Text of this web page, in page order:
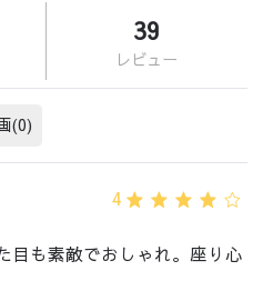
39
レビュー
(0)
4
目も素敵でおしゃれ。座り心